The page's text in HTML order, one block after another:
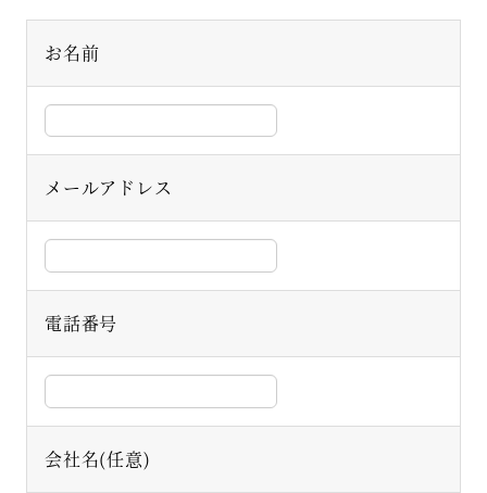
お名前
メールアドレス
電話番号
会社名(任意)